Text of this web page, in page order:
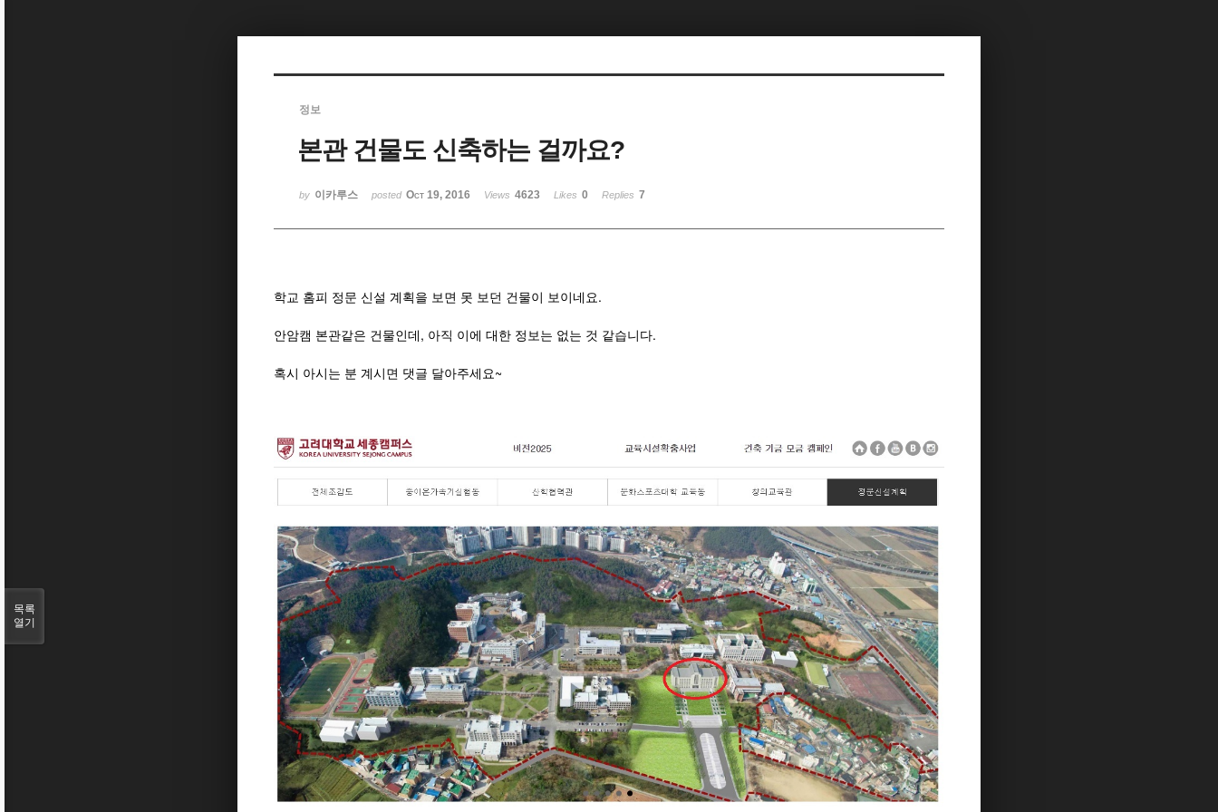
정보
본관 건물도 신축하는 걸까요?
by 이카루스 posted Oct 19, 2016 Views 4623 Likes 0 Replies 7
학교 홈피 정문 신설 계획을 보면 못 보던 건물이 보이네요.
안암캠 본관같은 건물인데, 아직 이에 대한 정보는 없는 것 같습니다.
혹시 아시는 분 계시면 댓글 달아주세요~
목록
열기
Sketchbook5, 스케치북5
Sketchbook5, 스케치북5